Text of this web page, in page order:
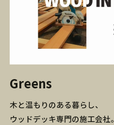
Greens
木と温もりのある暮らし、
ウッドデッキ専門の施工会社。